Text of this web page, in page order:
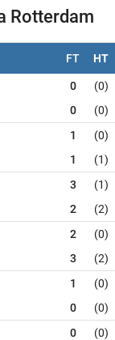
Rotterdam
FT HT
0
(0)
0 (0)
1
(0)
1 (1)
3
(1)
2 (2)
2
(0)
3 (2)
1
(0)
0 (0)
0
(0)